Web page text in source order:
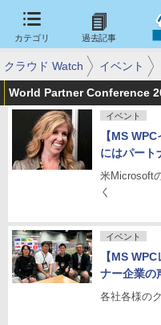
カテゴリ 過去記事
クラウド Watch イベント
World Partner Conference
イベント
【MS
にはパート
米Microsoft
く
イベント
【MS
ナー企業の
各社各様の